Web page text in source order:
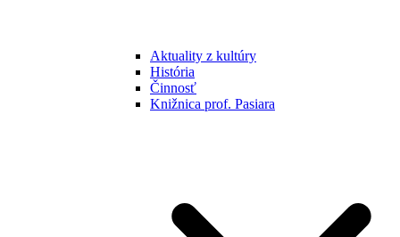
Aktuality z kultúry
História
Činnosť
Knižnica prof. Pasiara